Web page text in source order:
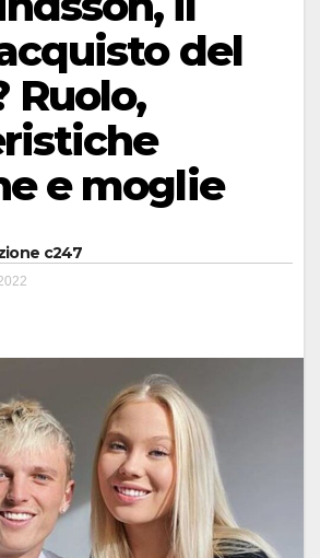
del
Ruolo,
e moglie
c247